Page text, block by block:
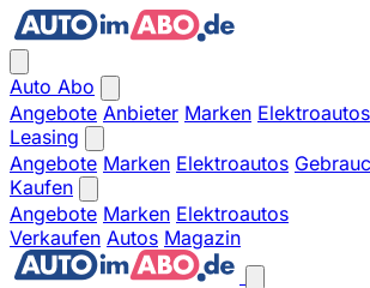
Auto Abo
Angebote Anbieter Marken Elektroautos
Leasing
Angebote Marken Elektroautos
Kaufen
Angebote Marken Elektroautos
Verkaufen Autos Magazin